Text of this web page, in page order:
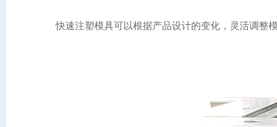
快速注塑模具可以根据产品设计的变化，灵活调整